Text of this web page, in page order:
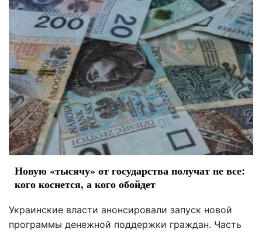
Новую «тысячу» от государства получат не все:
кого коснется, а кого обойдет
Украинские власти анонсировали запуск новой
программы денежной поддержки граждан. Часть